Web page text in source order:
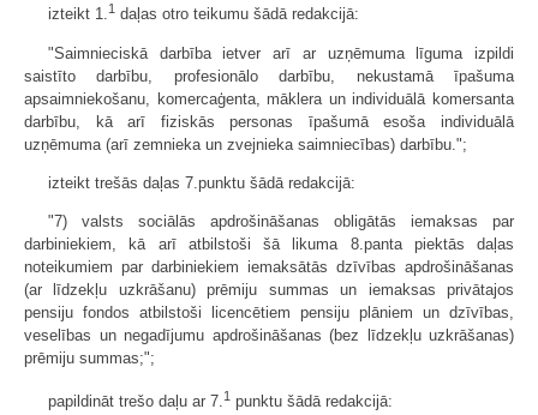
izteikt 1.1 daļas otro teikumu šādā redakcijā:
"Saimnieciskā darbība ietver arī ar uzņēmuma līguma izpildi
saistīto darbību, profesionālo darbību, nekustamā īpašuma
apsaimniekošanu, komercaģenta, māklera un individuālā komersanta
darbību, kā arī fiziskās personas īpašumā esoša individuālā
uzņēmuma (arī zemnieka un zvejnieka saimniecības) darbību.";
izteikt trešās daļas 7.punktu šādā redakcijā:
"7) valsts sociālās apdrošināšanas obligātās iemaksas par
darbiniekiem, kā arī atbilstoši šā likuma 8.panta piektās daļas
noteikumiem par darbiniekiem iemaksātās dzīvības apdrošināšanas
(ar līdzekļu uzkrāšanu) prēmiju summas un iemaksas privātajos
pensiju fondos atbilstoši licencētiem pensiju plāniem un dzīvības,
veselības un negadījumu apdrošināšanas (bez līdzekļu uzkrāšanas)
prēmiju summas;";
papildināt trešo daļu ar 7. 1 punktu šādā redakcijā: